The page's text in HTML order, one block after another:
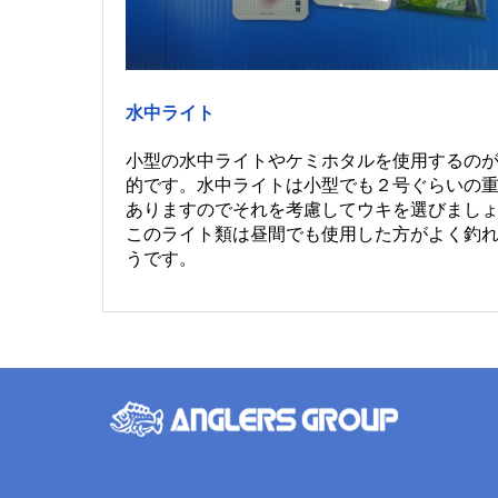
水中ライト
小型の水中ライトやケミホタルを使用するの
的です。水中ライトは小型でも２号ぐらいの
ありますのでそれを考慮してウキを選びまし
このライト類は昼間でも使用した方がよく釣
うです。